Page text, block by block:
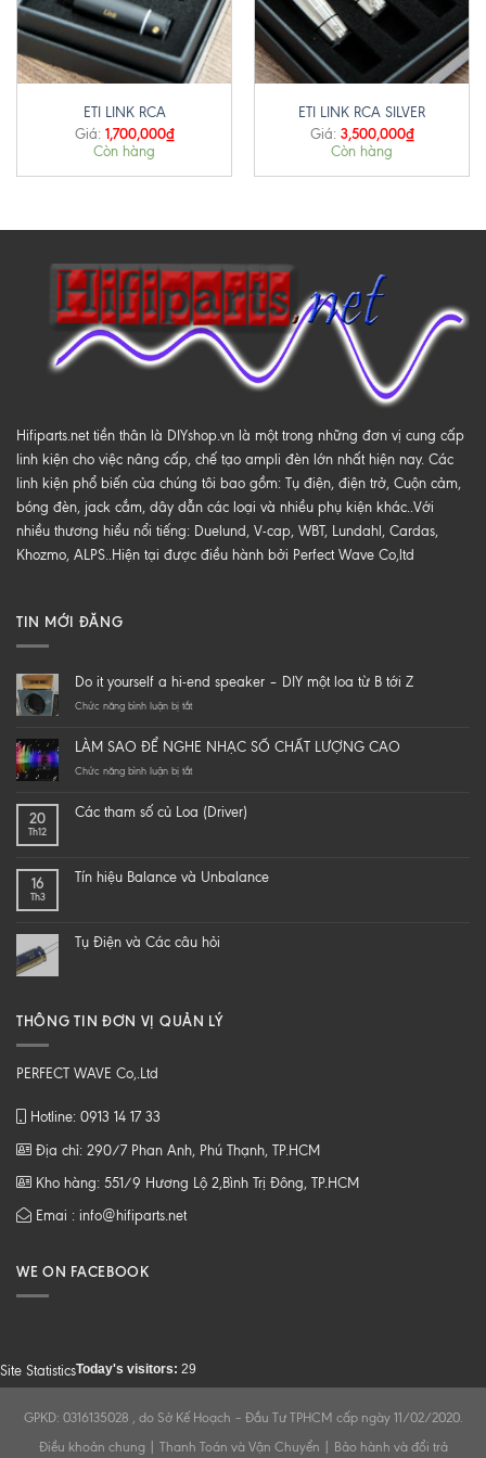
ETI LINK RCA
Giá: 1,700,000₫
Còn hàng
ETI LINK RCA SILVER
Giá: 3,500,000₫
Còn hàng
Hifiparts.net tiền thân là DIYshop.vn là một trong những đơn vị cung cấp
linh kiện cho việc nâng cấp, chế tạo ampli đèn lớn nhất hiện nay. Các
linh kiện phổ biến của chúng tôi bao gồm: Tụ điện, điện trở, Cuộn cảm,
bóng đèn, jack cắm, dây dẫn các loại và nhiều phụ kiện khác..Với
nhiều thương hiểu nổi tiếng: Duelund, V-cap, WBT, Lundahl, Cardas,
Khozmo, ALPS..Hiện tại được điều hành bởi Perfect Wave Co,ltd
TIN MỚI ĐĂNG
Do it yourself a hi-end speaker – DIY một loa từ B tới Z
Chức năng bình luận bị tắtở
yourself
a
speaker
loa
Z
LÀM SAO ĐỂ NGHE NHẠC SỐ CHẤT LƯỢNG CAO
Chức năng bình luận bị tắtở
ĐỂ
CHẤT
20
Th12
Các tham số củ Loa (Driver)
16
Th3
Tín hiệu Balance và Unbalance
Tụ Điện và Các câu hỏi
THÔNG TIN ĐƠN VỊ QUẢN LÝ
PERFECT WAVE Co,.Ltd
Hotline: 0913 14 17 33
Địa chỉ: 290/7 Phan Anh, Phú Thạnh, TP.HCM
Kho hàng: 551/9 Hương Lộ 2,Bình Trị Đông, TP.HCM
Emai : info@hifiparts.net
WE ON FACEBOOK
Site StatisticsToday's visitors: 29
GPKD: 0316135028 , do Sở Kế Hoạch – Đầu Tư TPHCM cấp ngày 11/02/2020.
Điều khoản chung| Thanh Toán và Vận Chuyển Bảo hành và đổi trả